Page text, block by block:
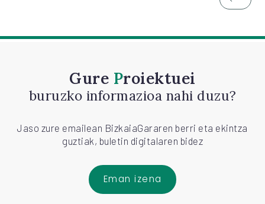
Gure Proiektuei
buruzko informazioa nahi duzu?
Jaso zure emailean BizkaiaGararen berri eta ekintza
guztiak, buletin digitalaren bidez
Eman izena